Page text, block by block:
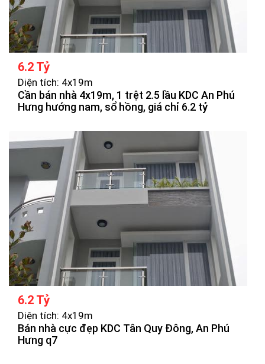
6.2 Tỷ
Diện tích: 4x19m
Cần bán nhà 4x19m, 1 trệt 2.5 lầu KDC An Phú
Hưng hướng nam, sổ hồng, giá chỉ 6.2 tỷ
6.2 Tỷ
Diện tích: 4x19m
Bán nhà cực đẹp KDC Tân Quy Đông, An Phú
Hưng q7